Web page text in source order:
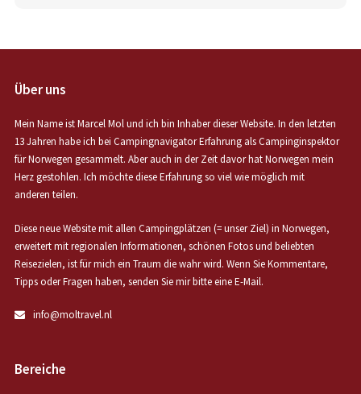
Über uns
Mein Name ist Marcel Mol und ich bin Inhaber dieser Website. In den letzten
13 Jahren habe ich bei Campingnavigator Erfahrung als Campinginspektor
für Norwegen gesammelt. Aber auch in der Zeit davor hat Norwegen mein
Herz gestohlen. Ich möchte diese Erfahrung so viel wie möglich mit
anderen teilen.
Diese neue Website mit allen Campingplätzen (= unser Ziel) in Norwegen,
erweitert mit regionalen Informationen, schönen Fotos und beliebten
Reisezielen, ist für mich ein Traum die wahr wird. Wenn Sie Kommentare,
Tipps oder Fragen haben, senden Sie mir bitte eine E-Mail.
info@moltravel.nl
Bereiche